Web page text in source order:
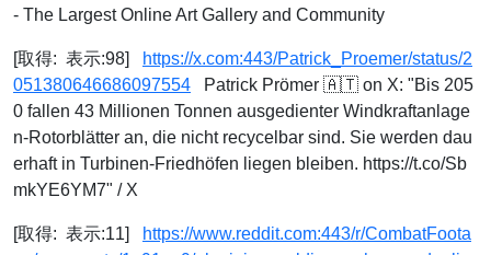
- The Largest Online Art Gallery and Community
[取得: 表示:98]
https://x.com:443/Patrick_Proemer/status/2
051380646686097554 Patrick Prömer 🇦🇹 on X: "Bis 205
0 fallen 43 Millionen Tonnen ausgedienter Windkraftanlage
n-Rotorblätter an, die nicht recycelbar sind. Sie werden dau
erhaft in Turbinen-Friedhöfen liegen bleiben. https://t.co/Sb
mkYE6YM7" / X
[取得: 表示:11]
https://www.reddit.com:443/r/CombatFoota